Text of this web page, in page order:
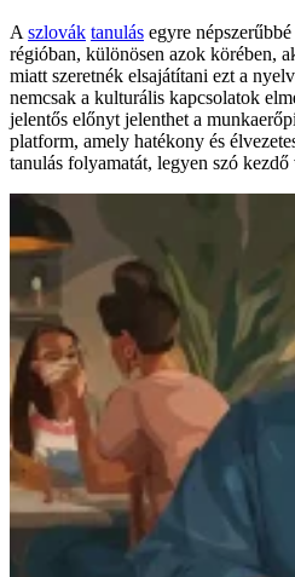
A szlovák tanulás egyre
régióban, különösen azok körében,
miatt szeretnék elsajátítani ezt a
nemcsak a kulturális kapcsolatok
jelentős előnyt jelenthet a
platform, amely hatékony és
tanulás folyamatát, legyen szó